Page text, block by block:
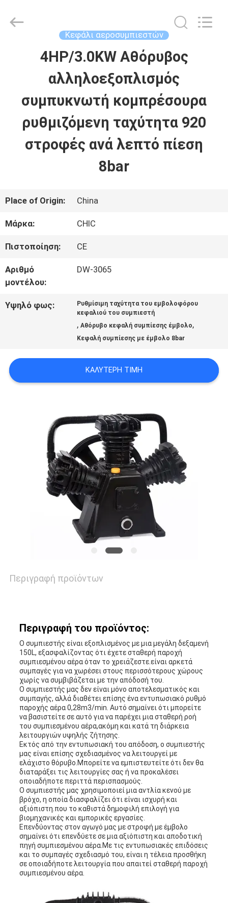
ΠΡΟΪΌΝΤΑ
ΣΧΕΤΙΚΆ
ΣΤΟ
ΕΡΓΟΣΤΆΣΙΟ
ΠΟΙΌΤΗΤΑΣ
ΜΑΖΊ
ΕΙΔΉΣΕΙΣ
ΥΠΟΘΈΣΕΙΣ
ΠΡΟΣΦΟΡΆ
POLICY
Chic
Machinery
Κεφάλι αεροσυμπιεστών
4HP/3.0KW Αθόρυβος
αλληλοεξοπλισμός
συμπυκνωτή κομπρέσουρα
ρυθμιζόμενη ταχύτητα 920
στροφές ανά λεπτό πίεση
8bar
Place of Origin: China
Μάρκα: CHIC
Πιστοποίηση: CE
Αριθμό
μοντέλου:
DW-3065
Υψηλό φως:
Ρυθμίσιμη ταχύτητα του εμβολοφόρου
κεφαλιού του συμπιεστή
,Αθόρυβο κεφαλή συμπίεσης έμβολο,
Κεφαλή συμπίεσης με έμβολο 8bar
ΚΑΛΎΤΕΡΗ ΤΙΜΉ
Περιγραφή προϊόντων
Περιγραφή του προϊόντος:
Ο συμπιεστής είναι εξοπλισμένος με μια μεγάλη δεξαμενή
150L, εξασφαλίζοντας ότι έχετε σταθερή παροχή
συμπιεσμένου αέρα όταν το χρειάζεστε.είναι αρκετά
συμπαγές για να χωρέσει στους περισσότερους χώρους
χωρίς να συμβιβάζεται με την απόδοσή του.
Ο συμπιεστής μας δεν είναι μόνο αποτελεσματικός και
συμπαγής, αλλά διαθέτει επίσης ένα εντυπωσιακό ρυθμό
παροχής αέρα 0,28m3/min. Αυτό σημαίνει ότι μπορείτε
να βασιστείτε σε αυτό για να παρέχει μια σταθερή ροή
του συμπιεσμένου αέρα,ακόμη και κατά τη διάρκεια
λειτουργιών υψηλής ζήτησης.
Εκτός από την εντυπωσιακή του απόδοση, ο συμπιεστής
μας είναι επίσης σχεδιασμένος να λειτουργεί με
ελάχιστο θόρυβο.Μπορείτε να εμπιστευτείτε ότι δεν θα
διαταράξει τις λειτουργίες σας ή να προκαλέσει
οποιαδήποτε περιττά περισπασμούς.
Ο συμπιεστής μας χρησιμοποιεί μια αντλία κενού με
βρόχο, η οποία διασφαλίζει ότι είναι ισχυρή και
αξιόπιστη.που το καθιστά δημοφιλή επιλογή για
βιομηχανικές και εμπορικές εργασίες.
Επενδύοντας στον αγωγό μας με στροφή με έμβολο
σημαίνει ότι επενδύετε σε μια αξιόπιστη και αποδοτική
πηγή συμπιεσμένου αέρα.Με τις εντυπωσιακές επιδόσεις
και το συμπαγές σχεδιασμό του, είναι η τέλεια προσθήκη
σε οποιαδήποτε λειτουργία που απαιτεί σταθερή παροχή
συμπιεσμένου αέρα.